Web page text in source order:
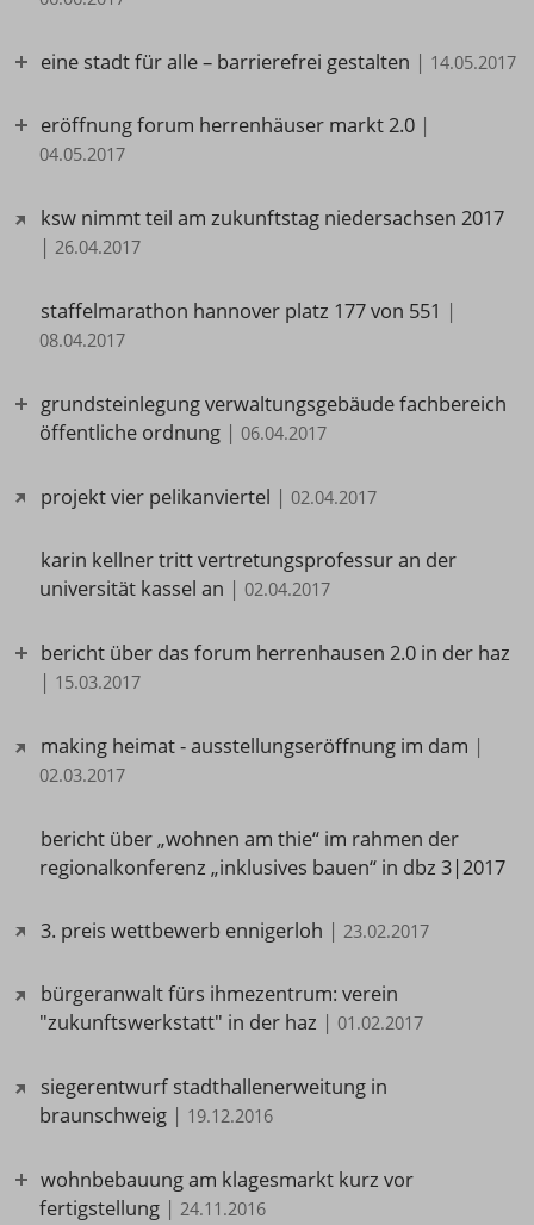
eine stadt für alle – barrierefrei gestalten | 14.05.2017
eröffnung forum herrenhäuser markt 2.0 |
04.05.2017
ksw nimmt teil am zukunftstag niedersachsen 2017
| 26.04.2017
staffelmarathon hannover platz 177 von 551 |
08.04.2017
grundsteinlegung verwaltungsgebäude fachbereich
öffentliche ordnung | 06.04.2017
projekt vier pelikanviertel | 02.04.2017
karin kellner tritt vertretungsprofessur an der
universität kassel an | 02.04.2017
bericht über das forum herrenhausen 2.0 in der haz
| 15.03.2017
making heimat - ausstellungseröffnung im dam |
02.03.2017
bericht über „wohnen am thie“ im rahmen der
regionalkonferenz „inklusives bauen“ in dbz 3|2017
3. preis wettbewerb ennigerloh | 23.02.2017
bürgeranwalt fürs ihmezentrum: verein
"zukunftswerkstatt" in der haz | 01.02.2017
siegerentwurf stadthallenerweitung in
braunschweig | 19.12.2016
wohnbebauung am klagesmarkt kurz vor
fertigstellung | 24.11.2016